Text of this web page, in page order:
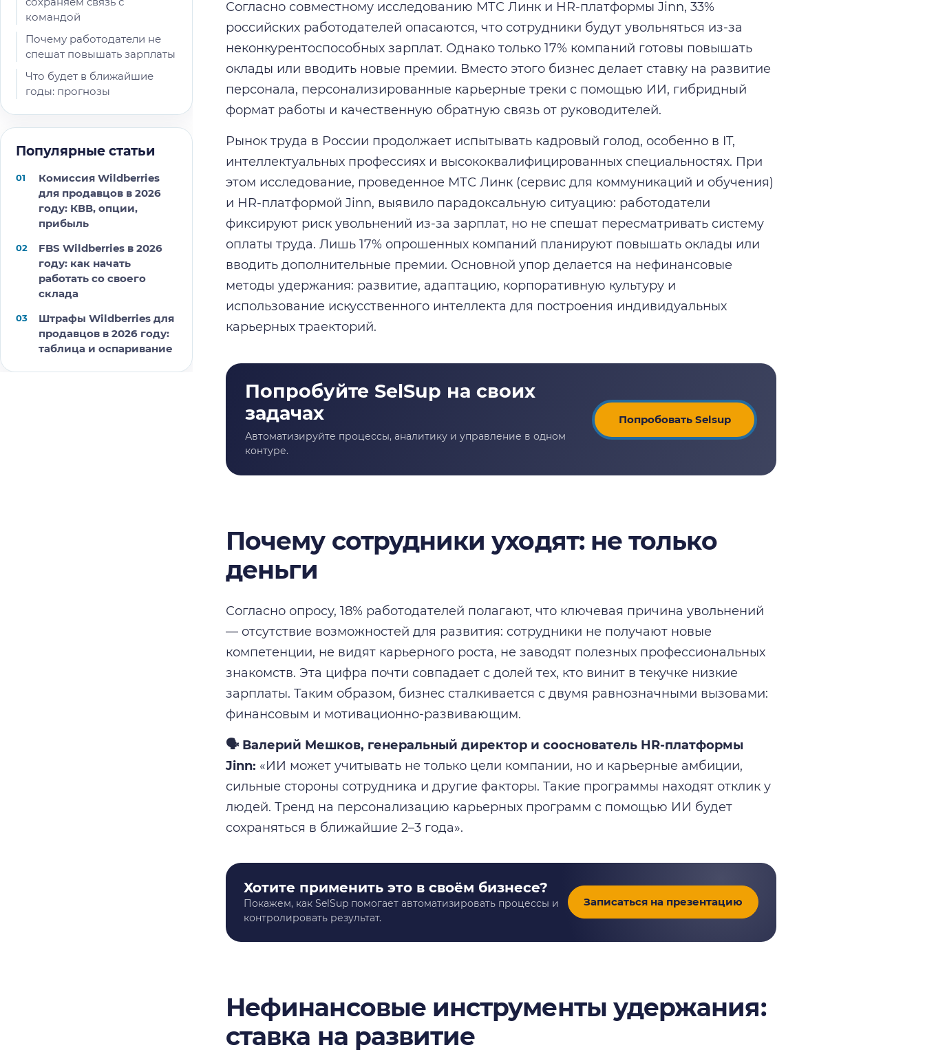
командой
Почему работодатели не
спешат повышать зарплаты
Что будет в ближайшие
годы: прогнозы
Популярные статьи
Комиссия Wildberries
для продавцов в 2026
году: КВВ, опции,
прибыль
FBS Wildberries в 2026
году: как начать
работать со своего
склада
Штрафы Wildberries для
продавцов в 2026 году:
таблица и оспаривание
Согласно совместному исследованию МТС Линк и HR-платформы Jinn, 33%
российских работодателей опасаются, что сотрудники будут увольняться из-за
неконкурентоспособных зарплат. Однако только 17% компаний готовы повышать
оклады или вводить новые премии. Вместо этого бизнес делает ставку на развитие
персонала, персонализированные карьерные треки с помощью ИИ, гибридный
формат работы и качественную обратную связь от руководителей.
Рынок труда в России продолжает испытывать кадровый голод, особенно в IT,
интеллектуальных профессиях и высококвалифицированных специальностях. При
этом исследование, проведенное МТС Линк (сервис для коммуникаций и обучения)
и HR-платформой Jinn, выявило парадоксальную ситуацию: работодатели
фиксируют риск увольнений из-за зарплат, но не спешат пересматривать систему
оплаты труда. Лишь 17% опрошенных компаний планируют повышать оклады или
вводить дополнительные премии. Основной упор делается на нефинансовые
методы удержания: развитие, адаптацию, корпоративную культуру и
использование искусственного интеллекта для построения индивидуальных
карьерных траекторий.
Попробовать Selsup
Почему сотрудники уходят: не только
деньги
Согласно опросу, 18% работодателей полагают, что ключевая причина увольнений
— отсутствие возможностей для развития: сотрудники не получают новые
компетенции, не видят карьерного роста, не заводят полезных профессиональных
знакомств. Эта цифра почти совпадает с долей тех, кто винит в текучке низкие
зарплаты. Таким образом, бизнес сталкивается с двумя равнозначными вызовами:
финансовым и мотивационно-развивающим.
🗣️ Валерий Мешков, генеральный директор и сооснователь HR-платформы
Jinn: «ИИ может учитывать не только цели компании, но и карьерные амбиции,
сильные стороны сотрудника и другие факторы. Такие программы находят отклик у
людей. Тренд на персонализацию карьерных программ с помощью ИИ будет
сохраняться в ближайшие 2–3 года».
Хотите применить это в своём бизнесе?
Покажем, как SelSup помогает автоматизировать процессы и
контролировать результат.
Записаться на презентацию
Нефинансовые инструменты удержания:
ставка на развитие